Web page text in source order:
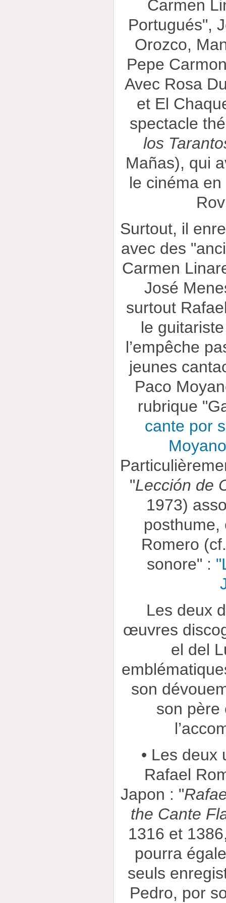
Carmen
Portugués",
Orozco,
Pepe
Avec Rosa
et El
spectacle
los
Mañas), qui
le cinéma
Surtout, il
avec des
Carmen
José
surtout
le
l’empêche
jeunes
Paco
rubrique
cante por
"Lección de
1973)
posthume,
Romero
sonore" :
Les deux
œuvres
el del
son
son père
• Les deux
Rafael
Japon : "
the Cante
1316 et
pourra
seuls
Pedro, por